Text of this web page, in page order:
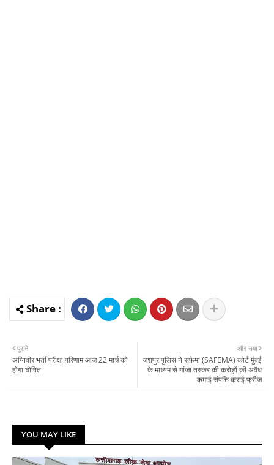
और नया
जशपुर पुलिस ने सफेमा (SAFEMA) कोर्ट मुंबई
के माध्यम से गांजा तस्कर की करोड़ों की अवैध
कमाई संपत्ति कराई फ्रीज
पुराने
अग्निवीर भर्ती परीक्षा परिणाम आज 22 मार्च को
होगा घोषित
YOU MAY LIKE